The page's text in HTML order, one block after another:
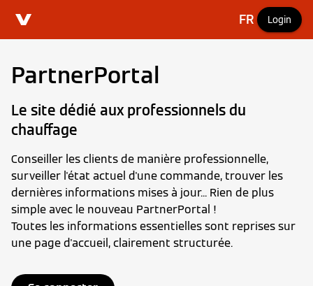
FR Login
PartnerPortal
Le site dédié aux professionnels du
chauffage
Conseiller les clients de manière professionnelle,
surveiller l'état actuel d'une commande, trouver les
dernières informations mises à jour... Rien de plus
simple avec le nouveau PartnerPortal !
Toutes les informations essentielles sont reprises sur
une page d'accueil, clairement structurée.